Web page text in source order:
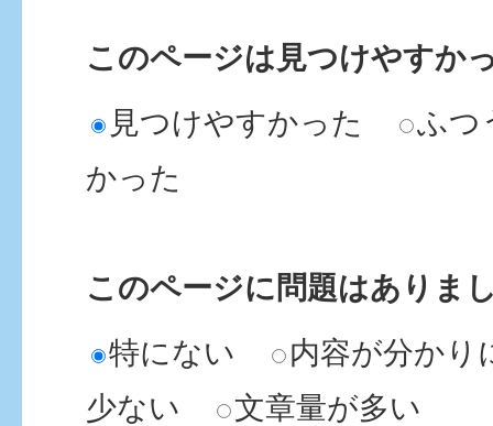
このページは見つけやすか
見つけやすかった
ふつ
かった
このページに問題はありま
特にない
内容が分かり
少ない
文章量が多い